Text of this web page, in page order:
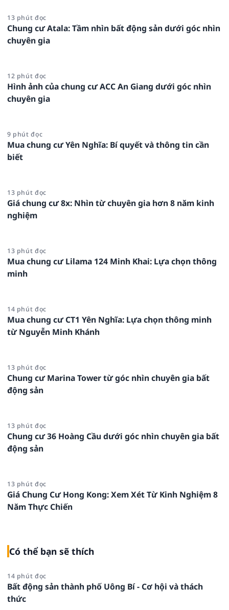
13 phút đọc
Chung cư Atala: Tầm nhìn bất động sản dưới góc nhìn
chuyên gia
12 phút đọc
Hình ảnh của chung cư ACC An Giang dưới góc nhìn
chuyên gia
9 phút đọc
Mua chung cư Yên Nghĩa: Bí quyết và thông tin cần
biết
13 phút đọc
Giá chung cư 8x: Nhìn từ chuyên gia hơn 8 năm kinh
nghiệm
13 phút đọc
Mua chung cư Lilama 124 Minh Khai: Lựa chọn thông
minh
14 phút đọc
Mua chung cư CT1 Yên Nghĩa: Lựa chọn thông minh
từ Nguyễn Minh Khánh
13 phút đọc
Chung cư Marina Tower từ góc nhìn chuyên gia bất
động sản
13 phút đọc
Chung cư 36 Hoàng Cầu dưới góc nhìn chuyên gia bất
động sản
13 phút đọc
Giá Chung Cư Hong Kong: Xem Xét Từ Kinh Nghiệm 8
Năm Thực Chiến
Có thể bạn sẽ thích
14 phút đọc
Bất động sản thành phố Uông Bí - Cơ hội và thách
thức